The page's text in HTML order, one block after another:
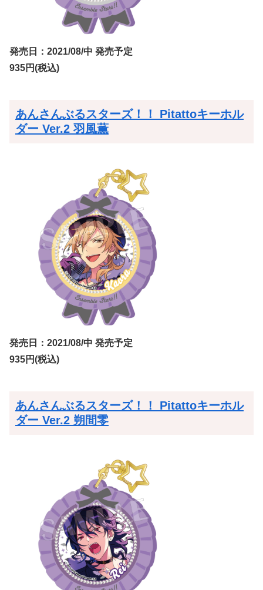
発売日：2021/08/中 発売予定
935円(税込)
あんさんぶるスターズ！！ Pitattoキーホル
ダー Ver.2 羽風薫
発売日：2021/08/中 発売予定
935円(税込)
あんさんぶるスターズ！！ Pitattoキーホル
ダー Ver.2 朔間零